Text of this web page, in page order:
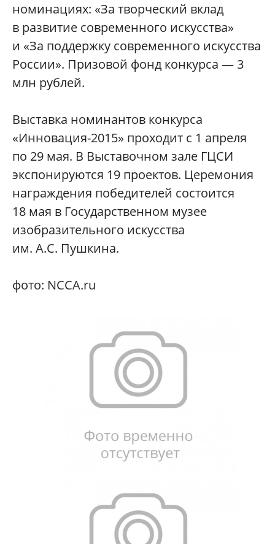
номинациях: «За творческий вклад
в развитие современного искусства»
и «За поддержку современного искусства
России». Призовой фонд конкурса — 3
млн рублей.
Выставка номинантов конкурса
«Инновация-2015» проходит с 1 апреля
по 29 мая. В Выставочном зале ГЦСИ
экспонируются 19 проектов. Церемония
награждения победителей состоится
18 мая в Государственном музее
изобразительного искусства
им. А.С. Пушкина.
фото: NCCA.ru